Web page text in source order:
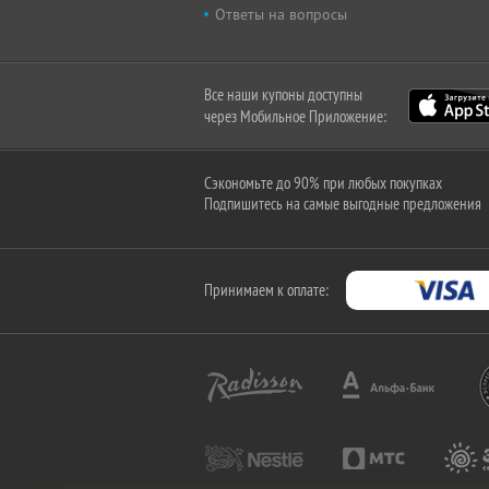
Ответы на вопросы
Все наши купоны доступны
через Мобильное Приложение:
Сэкономьте до 90% при любых покупках
Подпишитесь на самые выгодные предложения
Принимаем к оплате: